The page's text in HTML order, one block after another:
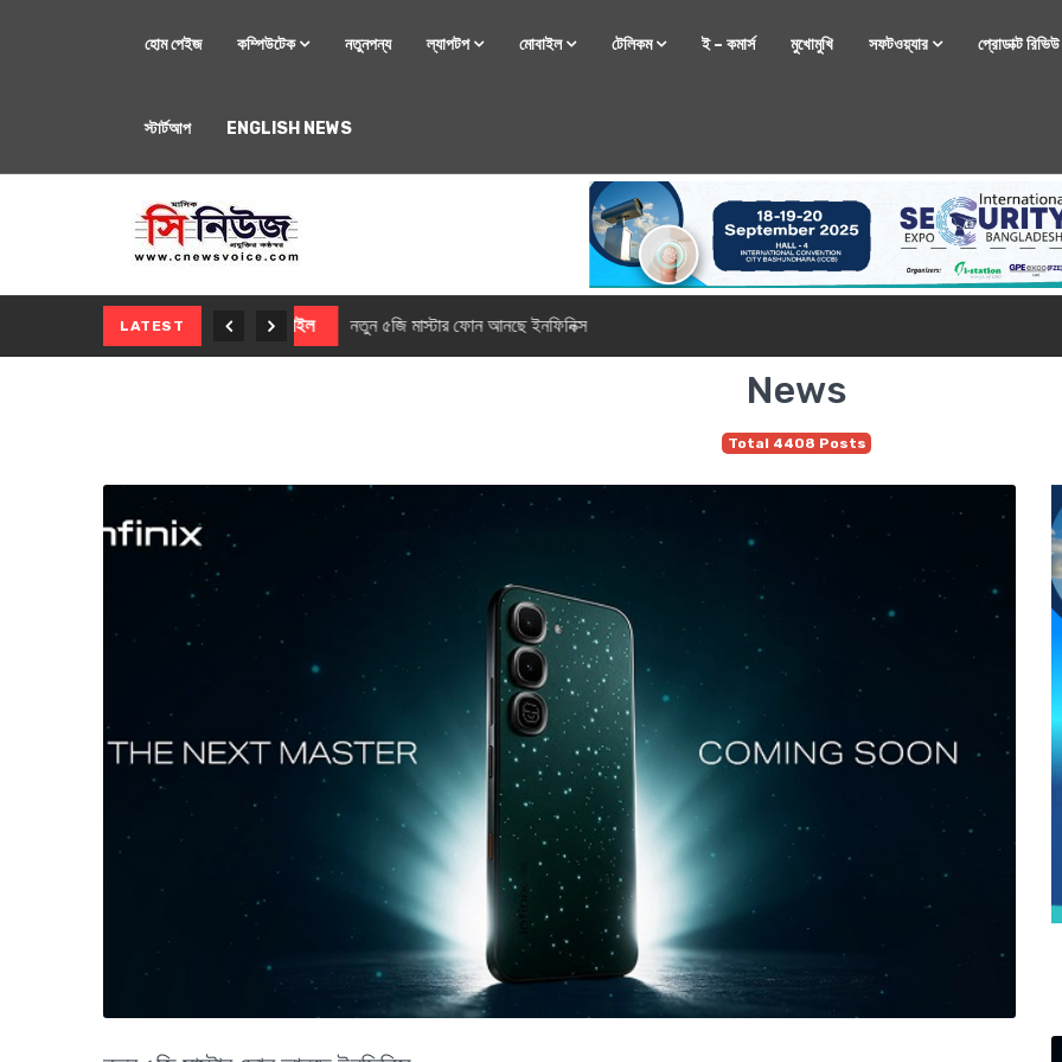
হোম পেইজ কম্পিউটেক নতুনপন্য ল্যাপটপ মোবাইল টেলিকম ই – কমার্স মুখোমুখি সফটওয়্যার প্রোডাক্ট রিভিউ
স্টার্টআপ ENGLISH NEWS
LATEST মোবাইল নতুন সি-সিরিজ স্মার্টফোন নিয়ে আসছে রিয়েলমি
News
Total 4408 Posts